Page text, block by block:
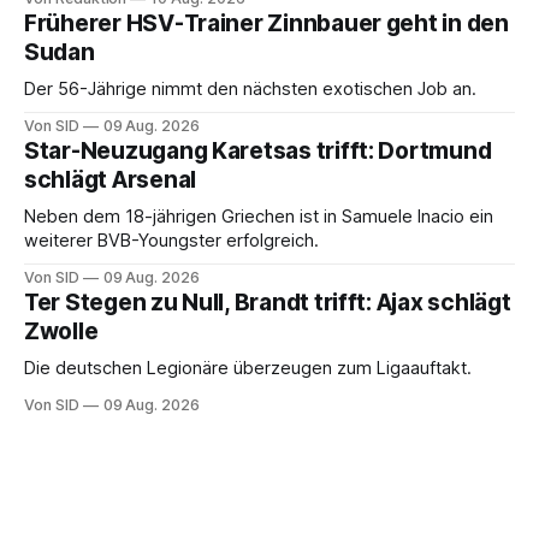
Früherer HSV-Trainer Zinnbauer geht in den
Sudan
Der 56-Jährige nimmt den nächsten exotischen Job an.
Von SID 09 Aug. 2026
Star-Neuzugang Karetsas trifft: Dortmund
schlägt Arsenal
Neben dem 18-jährigen Griechen ist in Samuele Inacio ein
weiterer BVB-Youngster erfolgreich.
Von SID 09 Aug. 2026
Ter Stegen zu Null, Brandt trifft: Ajax schlägt
Zwolle
Die deutschen Legionäre überzeugen zum Ligaauftakt.
Von SID 09 Aug. 2026